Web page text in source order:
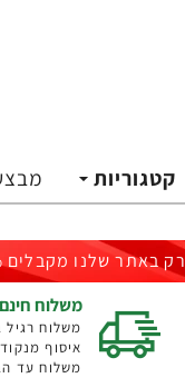
קטגוריות
רק באתר שלנו מקבלים 5% הנחה על הקנייה הבאה |
משלוח חינם בקניה מעל
משלוח רגיל
איסוף
משלוח עד